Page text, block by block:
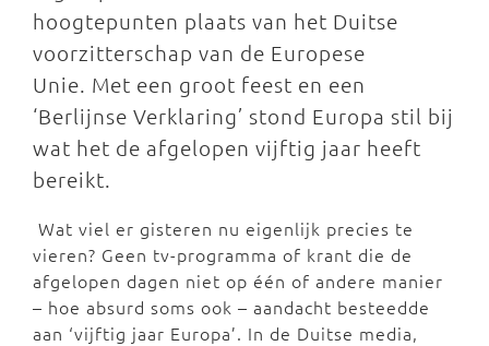
hoogtepunten plaats van het Duitse
voorzitterschap van de Europese
Unie. Met een groot feest en een
‘Berlijnse Verklaring’ stond Europa stil bij
wat het de afgelopen vijftig jaar heeft
bereikt.
Wat viel er gisteren nu eigenlijk precies te
vieren? Geen tv-programma of krant die de
afgelopen dagen niet op één of andere manier
– hoe absurd soms ook – aandacht besteedde
aan ‘vijftig jaar Europa’. In de Duitse media,